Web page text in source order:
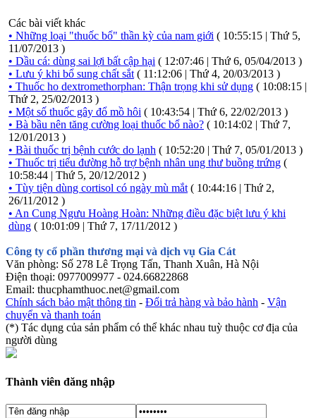
Các bài viết khác
• Những loại "thuốc bổ" thần kỳ của nam giới ( 10:55:15 | Thứ 5,
11/07/2013 )
• Dầu cá: dùng sai lợi bất cập hại ( 12:07:46 | Thứ 6, 05/04/2013 )
• Lưu ý khi bổ sung chất sắt ( 11:12:06 | Thứ 4, 20/03/2013 )
• Thuốc ho dextromethorphan: Thận trọng khi sử dụng ( 10:08:15 |
Thứ 2, 25/02/2013 )
• Một số thuốc gây đổ mồ hôi ( 10:43:54 | Thứ 6, 22/02/2013 )
• Bà bầu nên tăng cường loại thuốc bổ nào? ( 10:14:02 | Thứ 7,
12/01/2013 )
• Bài thuốc trị bệnh cước do lạnh ( 10:52:20 | Thứ 7, 05/01/2013 )
• Thuốc trị tiểu đường hỗ trợ bệnh nhân ung thư buồng trứng (
10:58:44 | Thứ 5, 20/12/2012 )
• Tùy tiện dùng cortisol có ngày mù mắt ( 10:44:16 | Thứ 2,
26/11/2012 )
• An Cung Ngưu Hoàng Hoàn: Những điều đặc biệt lưu ý khi
dùng ( 10:01:09 | Thứ 7, 17/11/2012 )
Công ty cổ phần thương mại và dịch vụ Gia Cát
Văn phòng: Số 278 Lê Trọng Tấn, Thanh Xuân, Hà Nội
Điện thoại: 0977009977 - 024.66822868
Email: thucphamthuoc.net@gmail.com
Chính sách bảo mật thông tin - Đổi trả hàng và bảo hành - Vận
chuyển và thanh toán
(*) Tác dụng của sản phẩm có thể khác nhau tuỳ thuộc cơ địa của
người dùng
Thành viên đăng nhập